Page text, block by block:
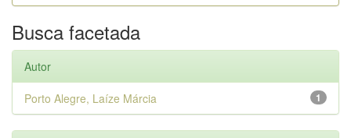
Busca facetada
Autor
1
Porto Alegre, Laíze Márcia